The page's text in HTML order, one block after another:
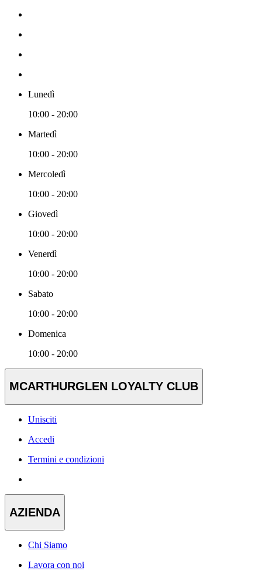
Lunedì
10:00 - 20:00
Martedì
10:00 - 20:00
Mercoledì
10:00 - 20:00
Giovedì
10:00 - 20:00
Venerdì
10:00 - 20:00
Sabato
10:00 - 20:00
Domenica
10:00 - 20:00
MCARTHURGLEN LOYALTY CLUB
Unisciti
Accedi
Termini e condizioni
AZIENDA
Chi Siamo
Lavora con noi